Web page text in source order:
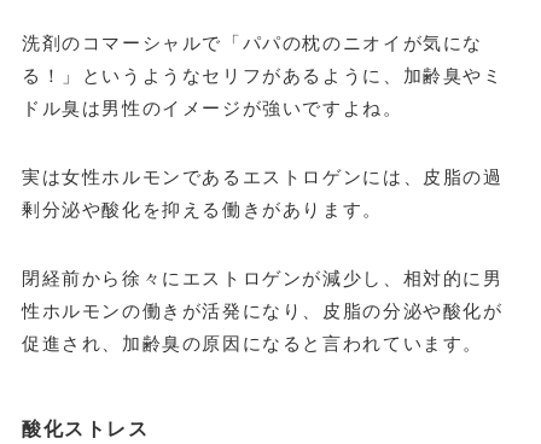
洗剤のコマーシャルで「パパの枕のニオイが気にな
る！」というようなセリフがあるように、加齢臭やミ
ドル臭は男性のイメージが強いですよね。
実は女性ホルモンであるエストロゲンには、皮脂の過
剰分泌や酸化を抑える働きがあります。
閉経前から徐々にエストロゲンが減少し、相対的に男
性ホルモンの働きが活発になり、皮脂の分泌や酸化が
促進され、加齢臭の原因になると言われています。
酸化ストレス